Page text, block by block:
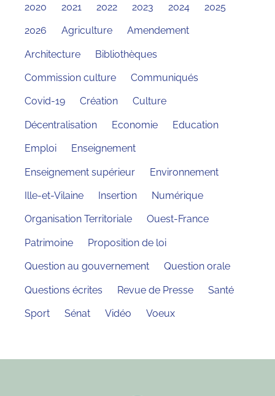
2020 2021 2022 2023 2024 2025
2026 Agriculture Amendement
Architecture Bibliothèques
Commission culture Communiqués
Covid-19 Création Culture
Décentralisation Economie Education
Emploi Enseignement
Enseignement supérieur Environnement
Ille-et-Vilaine Insertion Numérique
Organisation Territoriale Ouest-France
Patrimoine Proposition de loi
Question au gouvernement Question orale
Questions écrites Revue de Presse Santé
Sport Sénat Vidéo Voeux